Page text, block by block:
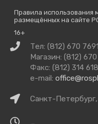
Правила использования
размещённых на сайте
16+
Связаться
нами
Тел: (812) 670 7691
Магазин: (812)
Факс: (812) 314
e-mail:
КакСанкт-